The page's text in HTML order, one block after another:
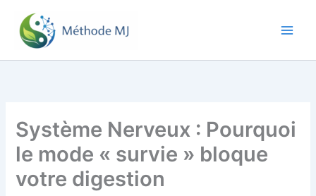
contenu
Système Nerveux : Pourquoi
le mode « survie » bloque
votre digestion